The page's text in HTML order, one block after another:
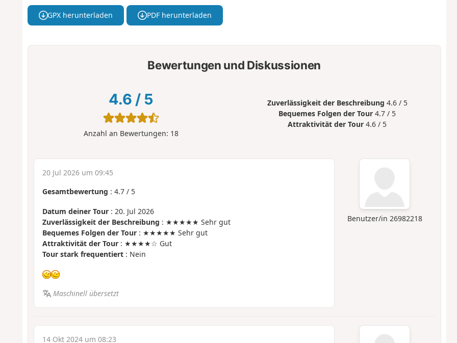
GPX herunterladen PDF herunterladen
Bewertungen und Diskussionen
4.6 / 5
Anzahl an Bewertungen: 18
Zuverlässigkeit der Beschreibung 4.6 / 5
Bequemes Folgen der Tour 4.7 / 5
Attraktivität der Tour 4.6 / 5
Benutzer/in 26982218
20 Jul 2026 um 09:45
Gesamtbewertung : 4.7/ 5
Datum deiner Tour: 20. Jul 2026
Zuverlässigkeit der Beschreibung : ★★★★★ Sehr gut
Bequemes Folgen der Tour: ★★★★★ Sehr gut
Attraktivität der Tour: ★★★★☆ Gut
Tour stark frequentiert: Nein
Maschinell übersetzt
14 Okt 2024 um 08:23